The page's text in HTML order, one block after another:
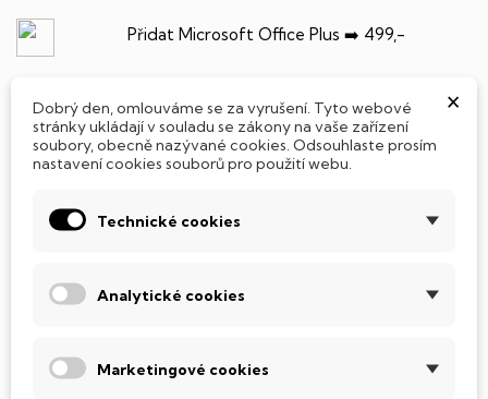
Přidat Microsoft Office Plus ➡️ 499,-
POPIS PARAMETRY PRODUKTU
Tento notebook je vybaven
(Solid State Drive)
(Hard Disk Drive) disků nedisponuje žádnými pohyblivými
součástmi a je tak mnohem méně náchylný
mnohem rychlejšípráci s daty.
×
Dobrý den, omlouváme se za vyrušení. Tyto webové
stránky ukládají v souladu se zákony na vaše zařízení
soubory, obecně nazývané cookies. Odsouhlaste prosím
nastavení cookies souborů pro použití webu.
Technické cookies
Analytické cookies
Marketingové cookies